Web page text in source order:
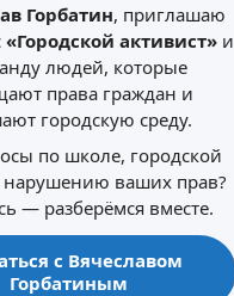
Горбатин, приглашаю
«Городской активист» и
людей, которые
права граждан и
городскую среду.
по школе, городской
нарушению ваших прав?
— разберёмся вместе.
с Вячеславом
Горбатиным